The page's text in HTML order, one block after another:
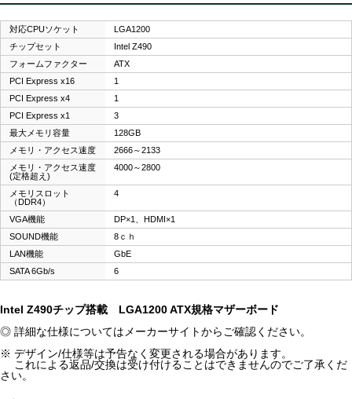
対応CPUソケット
LGA1200
チップセット
Intel Z490
フォームファクター
ATX
PCI Express x16
1
PCI Express x4
1
PCI Express x1
3
最大メモリ容量
128GB
メモリ・アクセス速度
2666～2133
メモリ・アクセス速度
(定格超え)
4000～2800
メモリスロット
（DDR4）
4
VGA機能
DP×1、HDMI×1
SOUND機能
8ｃｈ
LAN機能
GbE
SATA 6Gb/s
6
Intel Z490チップ搭載 LGA1200 ATX規格マザーボード
◎ 詳細な仕様についてはメーカーサイトからご確認ください。
※ デザイン/仕様等は予告なく変更される場合があります。
これによる返品/交換は受け付けることはできませんのでご了承くだ
さい。